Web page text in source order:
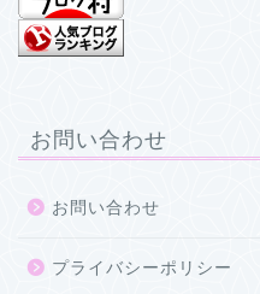
お問い合わせ
お問い合わせ
プライバシーポリシー